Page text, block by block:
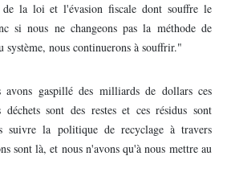
de la loi et l'évasion fiscale dont souffre le
si nous ne changeons pas la méthode de
système, nous continuerons à souffrir."
gaspillé des milliards de dollars ces
déchets sont des restes et ces résidus sont
suivre la politique de recyclage à travers
sont là, et nous n'avons qu'à nous mettre au